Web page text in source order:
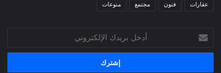
عقارات فنون مجتمع منوعات
بريدك
الإلكتروني